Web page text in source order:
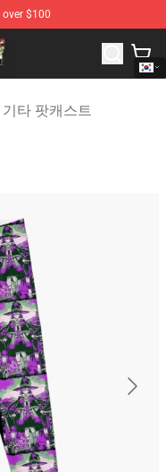
$100
Mushoku Tensei
기타 팟캐스트